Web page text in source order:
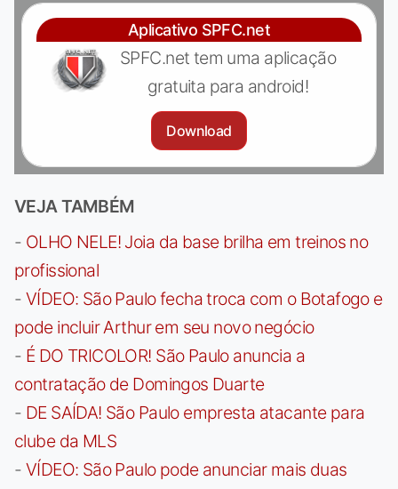
Aplicativo SPFC.net
SPFC.net tem uma aplicação
gratuita para android!
Download
VEJA TAMBÉM
- OLHO NELE! Joia da base brilha em treinos no
profissional
- VÍDEO: São Paulo fecha troca com o Botafogo e
pode incluir Arthur em seu novo negócio
- É DO TRICOLOR! São Paulo anuncia a
contratação de Domingos Duarte
- DE SAÍDA! São Paulo empresta atacante para
clube da MLS
- VÍDEO: São Paulo pode anunciar mais duas